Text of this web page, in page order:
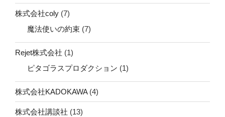
株式会社coly (7)
魔法使いの約束 (7)
Rejet株式会社 (1)
ピタゴラスプロダクション (1)
株式会社KADOKAWA(4)
株式会社講談社 (13)